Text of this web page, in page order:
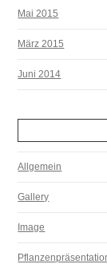
Mai 2015
März 2015
Juni 2014
Allgemein
Gallery
Image